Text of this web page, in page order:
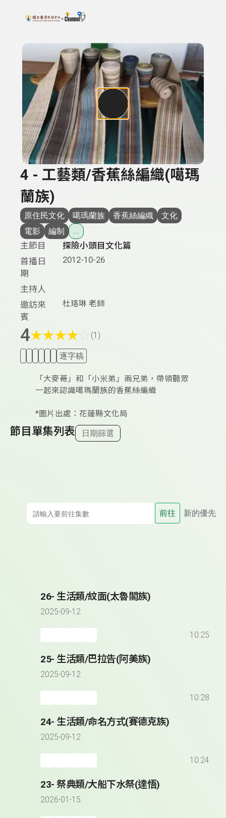
上方功能區塊
搜尋關鍵字：可輸入節目名稱、主持人或關鍵字
4 - 工藝類/香蕉絲編織(噶瑪
蘭族)
原住民文化 噶瑪蘭族 香蕉絲編織
文化
電影
編制 ...
主節目
探險小頭目文化篇
首播日
期
2012-10-26
主持人
邀訪來
賓
杜珞琳 老師
4★★★★ (1)
逐字稿
「大麥哥」和「小米弟」兩兄弟，帶領聽眾
一起來認識噶瑪蘭族的香蕉絲編織
*圖片出處：花蓮縣文化局
節目單集列表 日期篩選
前往 新的優先
26- 生活類/紋面(太魯閣族)
2025-09-12
10:25
25- 生活類/巴拉告(阿美族)
2025-09-12
10:28
24- 生活類/命名方式(賽德克族)
2025-09-12
10:24
23- 祭典類/大船下水祭(達悟)
2026-01-15